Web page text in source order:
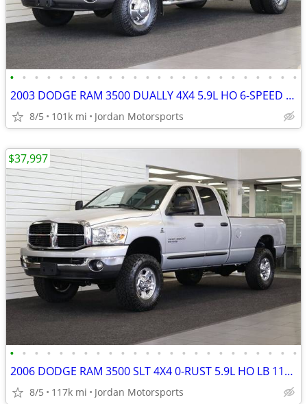
• • • • • • • • • • • • • • • • • • • • • • • •
2003 DODGE RAM 3500 DUALLY 4X4 5.9L HO 6-SPEED 1-OWNER 2004 2005 2006
8/5 101k mi Jordan Motorsports
• • • • • • • • • • • • • • • • • • • • • • • •
2006 DODGE RAM 3500 SLT 4X4 0-RUST 5.9L HO LB 117K 2500 2007 2005 2004
8/5 117k mi Jordan Motorsports
$37,997